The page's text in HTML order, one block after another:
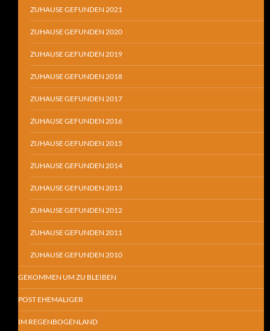
ZUHAUSE GEFUNDEN 2021
ZUHAUSE GEFUNDEN 2020
ZUHAUSE GEFUNDEN 2019
ZUHAUSE GEFUNDEN 2018
ZUHAUSE GEFUNDEN 2017
ZUHAUSE GEFUNDEN 2016
ZUHAUSE GEFUNDEN 2015
ZUHAUSE GEFUNDEN 2014
ZUHAUSE GEFUNDEN 2013
ZUHAUSE GEFUNDEN 2012
ZUHAUSE GEFUNDEN 2011
ZUHAUSE GEFUNDEN 2010
GEKOMMEN UM ZU BLEIBEN
POST EHEMALIGER
IM REGENBOGENLAND